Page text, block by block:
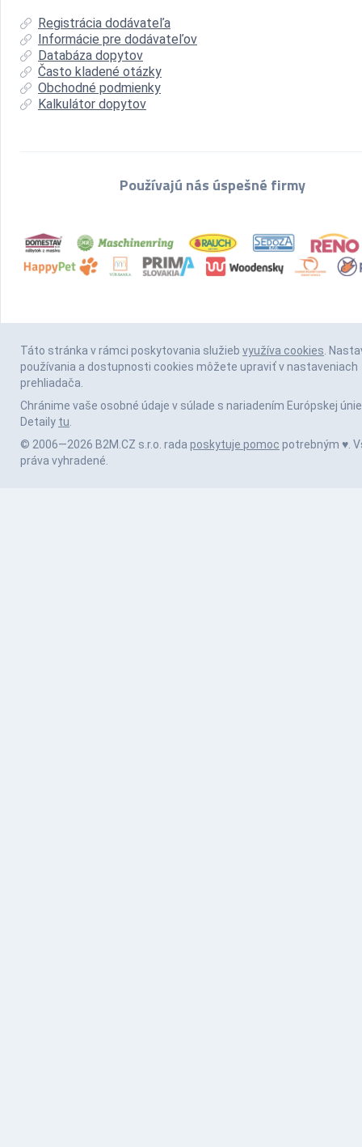
Registrácia dodávateľa
Informácie pre dodávateľov
Databáza dopytov
Často kladené otázky
Obchodné podmienky
Kalkulátor dopytov
Používajú nás úspešné firmy
Táto stránka v rámci poskytovania služieb využíva cookies.
používania a dostupnosti cookies môžete upraviť v nastaveniach
prehliadača.
Chránime vaše osobné údaje v súlade s nariadením Európskej únie
Detaily tu.
© 2006—2026 B2M.CZ s.r.o. rada poskytuje pomoc potrebným ♥️.
práva vyhradené.